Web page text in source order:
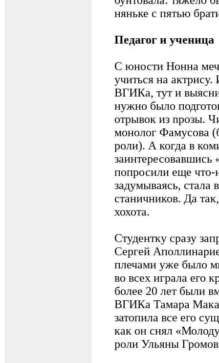
няньке с пятью
Педагог и ученица
С юности Нонна
учиться на
ВГИКа, тут и
нужно было
отрывок из nрозы.
монолог Фамусова
роли). А когда в
попросили еще что-
задумываясь, стала
станичников. Да
хохота.
Студентку сразу
Сергей
плечами уже было
во всех играла его
более 20 лет были
ВГИКа Тамара
затопила все его
как он снял
роли Ульяны